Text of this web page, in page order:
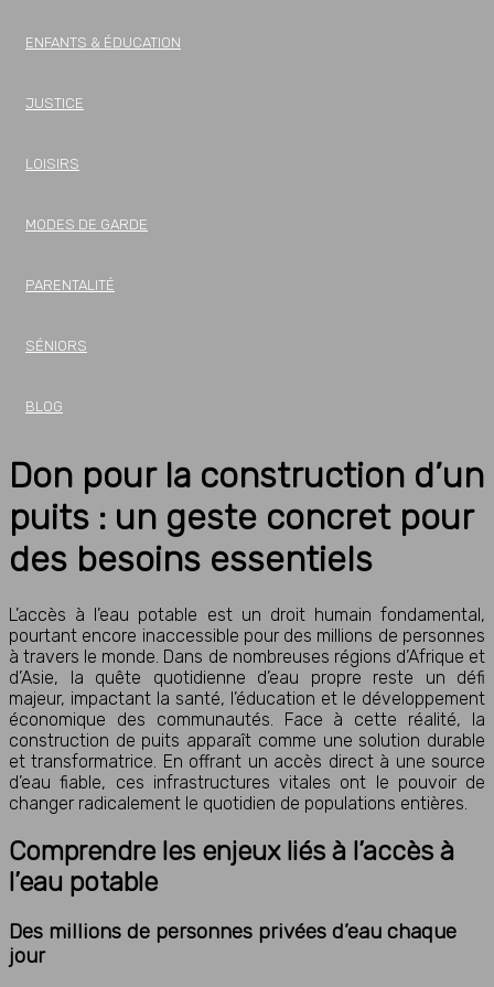
ENFANTS & ÉDUCATION
JUSTICE
LOISIRS
MODES DE GARDE
PARENTALITÉ
SÉNIORS
BLOG
Don pour la construction d’un
puits : un geste concret pour
des besoins essentiels
L’accès à l’eau potable est un droit humain fondamental,
pourtant encore inaccessible pour des millions de personnes
à travers le monde. Dans de nombreuses régions d’Afrique et
d’Asie, la quête quotidienne d’eau propre reste un défi
majeur, impactant la santé, l’éducation et le développement
économique des communautés. Face à cette réalité, la
construction de puits apparaît comme une solution durable
et transformatrice. En offrant un accès direct à une source
d’eau fiable, ces infrastructures vitales ont le pouvoir de
changer radicalement le quotidien de populations entières.
Comprendre les enjeux liés à l’accès à
l’eau potable
Des millions de personnes privées d’eau chaque
jour